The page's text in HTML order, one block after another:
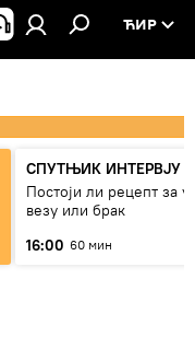
ЋИР
СПУТЊИК ИНТЕРВЈУ
Постоји ли рецепт за
везу или брак
16:00 60 мин